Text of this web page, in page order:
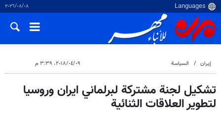
٠٨‏/٠٨‏/٢٠٢٦
إيران السياسة ٠٩‏/٠٤‏/٢٠١٨، ٣:٣٩ م
تشكيل لجنة مشتركة لبرلماني ايران وروسيا
لتطوير العلاقات الثنائية